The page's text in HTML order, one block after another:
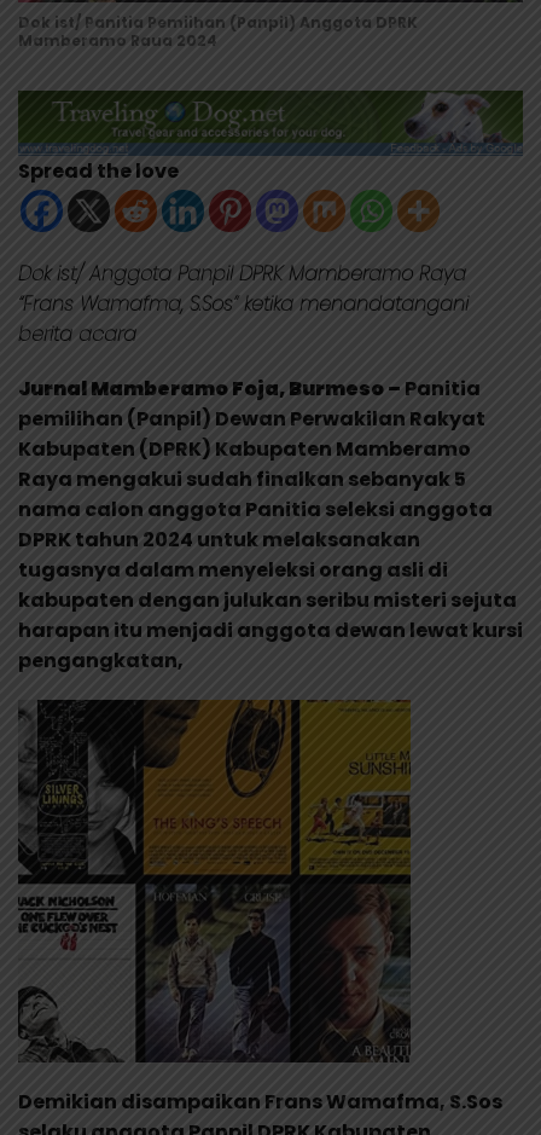
Dok ist/ Panitia Pemiihan (Panpil) Anggota DPRK
Mamberamo Raua 2024
Spread the love
Dok ist/ Anggota Panpil DPRK Mamberamo Raya
“Frans Wamafma, S.Sos” ketika menandatangani
berita acara
Jurnal Mamberamo Foja, Burmeso – Panitia
pemilihan (Panpil) Dewan Perwakilan Rakyat
Kabupaten (DPRK) Kabupaten Mamberamo
Raya mengakui sudah finalkan sebanyak 5
nama calon anggota Panitia seleksi anggota
DPRK tahun 2024 untuk melaksanakan
tugasnya dalam menyeleksi orang asli di
kabupaten dengan julukan seribu misteri sejuta
harapan itu menjadi anggota dewan lewat kursi
pengangkatan,
Demikian disampaikan Frans Wamafma, S.Sos